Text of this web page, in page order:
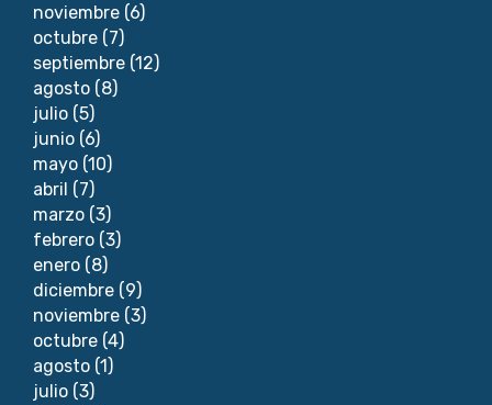
noviembre (6)
octubre (7)
septiembre (12)
agosto (8)
julio (5)
junio (6)
mayo (10)
abril (7)
marzo (3)
febrero (3)
enero (8)
diciembre (9)
noviembre (3)
octubre (4)
agosto (1)
julio (3)